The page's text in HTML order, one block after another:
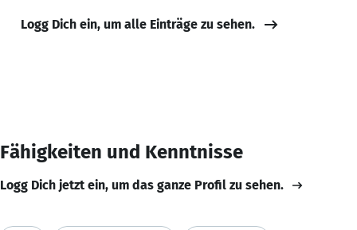
Logg Dich ein, um alle Einträge zu sehen.
Fähigkeiten und Kenntnisse
Logg Dich jetzt ein, um das ganze Profil zu sehen.